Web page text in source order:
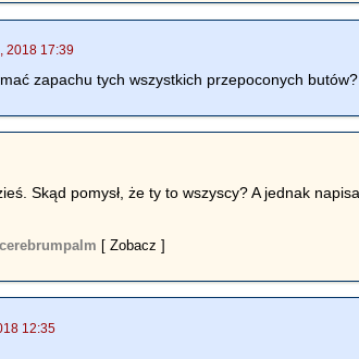
2018 17:39
zapachu tych wszystkich przepoconych butów?
Skąd pomysł, że ty to wszyscy? A jednak
cerebrumpalm [ Zobacz ]
12:35